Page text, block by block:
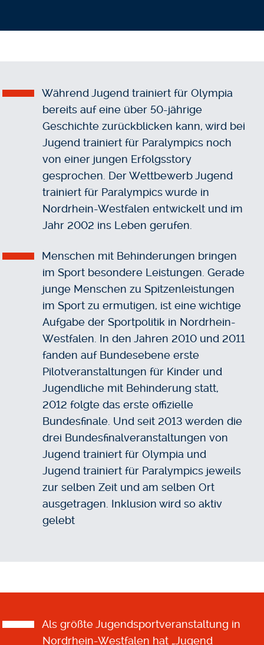
Während Jugend trainiert für Olympia
bereits auf eine über 50-jährige
Geschichte zurückblicken kann, wird bei
Jugend trainiert für Paralympics noch
von einer jungen Erfolgsstory
gesprochen. Der Wettbewerb Jugend
trainiert für Paralympics wurde in
Nordrhein-Westfalen entwickelt und im
Jahr 2002 ins Leben gerufen.
Menschen mit Behinderungen bringen
im Sport besondere Leistungen. Gerade
junge Menschen zu Spitzenleistungen
im Sport zu ermutigen, ist eine wichtige
Aufgabe der Sportpolitik in Nordrhein-
Westfalen. In den Jahren 2010 und 2011
fanden auf Bundesebene erste
Pilotveranstaltungen für Kinder und
Jugendliche mit Behinderung statt,
2012 folgte das erste offizielle
Bundesfinale. Und seit 2013 werden die
drei Bundesfinalveranstaltungen von
Jugend trainiert für Olympia und
Jugend trainiert für Paralympics jeweils
zur selben Zeit und am selben Ort
ausgetragen. Inklusion wird so aktiv
gelebt
Als größte Jugendsportveranstaltung in
Nordrhein-Westfalen hat „Jugend